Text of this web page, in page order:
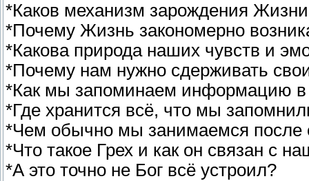
*Каков механизм зарождения
*Почему Жизнь закономерно
*Какова природа наших чувств и
*Почему нам нужно сдерживать
*Как мы запоминаем информацию в
*Где хранится всё, что мы
*Чем обычно мы занимаемся после
*Что такое Грех и как он связан с
*А это точно не Бог всё устроил?